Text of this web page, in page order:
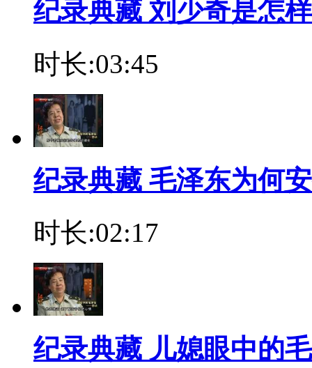
纪录典藏 刘少奇是怎
时长:03:45
纪录典藏 毛泽东为何
时长:02:17
纪录典藏 儿媳眼中的